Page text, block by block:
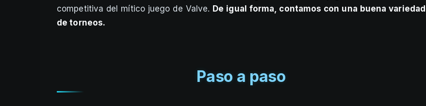
competitiva del mítico juego de Valve. De igual forma, contamos con una buena variedad
de torneos.
Paso a paso